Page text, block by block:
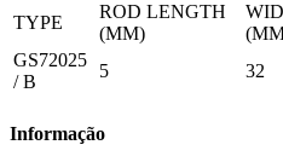
TYPE
ROD LENGTH
(MM)
GS72025
/ B
5 32
Informação